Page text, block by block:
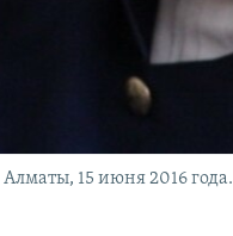
15 июня 2016 года.